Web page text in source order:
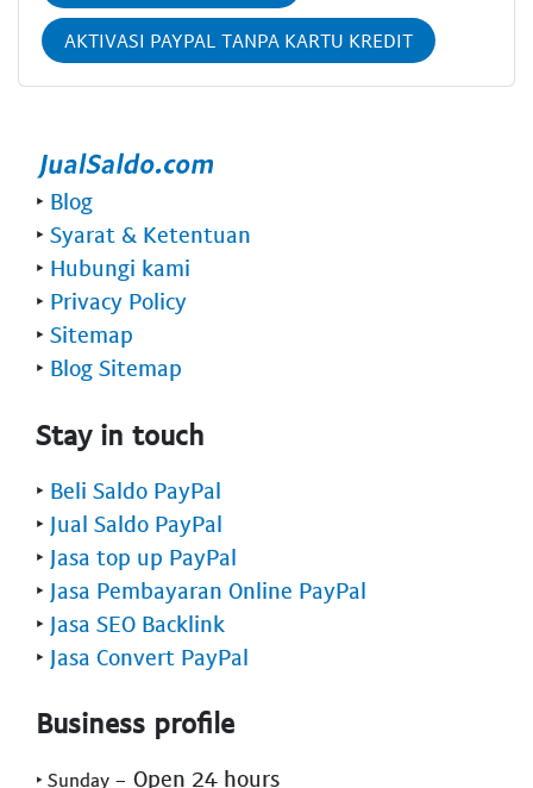
AKTIVASI PAYPAL TANPA KARTU KREDIT
‣ Blog
‣ Syarat & Ketentuan
‣ Hubungi kami
‣ Privacy Policy
‣ Sitemap
‣ Blog Sitemap
Stay in touch
‣ Beli Saldo PayPal
‣ Jual Saldo PayPal
‣ Jasa top up PayPal
‣ Jasa Pembayaran Online PayPal
‣ Jasa SEO Backlink
‣ Jasa Convert PayPal
Business profile
‣ Sunday - Open 24 hours